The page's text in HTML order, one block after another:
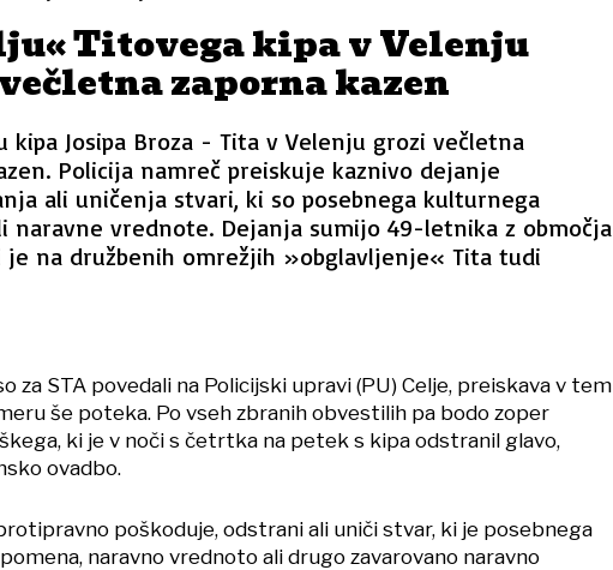
Titovega kipa v Velenju
zaporna kazen
kipa Josipa Broza - Tita v Velenju grozi večletna
Policija namreč preiskuje kaznivo dejanje
ali uničenja stvari, ki so posebnega kulturnega
naravne vrednote. Dejanja sumijo 49-letnika z območja
je na družbenih omrežjih »obglavljenje« Tita tudi
za STA povedali na Policijski upravi (PU) Celje, preiskava v tem
še poteka. Po vseh zbranih obvestilih pa bodo zoper
ki je v noči s četrtka na petek s kipa odstranil glavo,
ovadbo.
poškoduje, odstrani ali uniči stvar, ki je posebnega
naravno vrednoto ali drugo zavarovano naravno